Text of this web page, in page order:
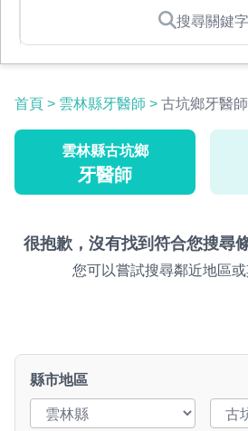
搜尋關鍵字
首頁 > 雲林縣牙醫師 > 古坑鄉牙醫師
雲林縣古坑鄉
牙醫師
很抱歉，沒有找到符合您搜尋
您可以嘗試搜尋鄰近地區
縣市地區